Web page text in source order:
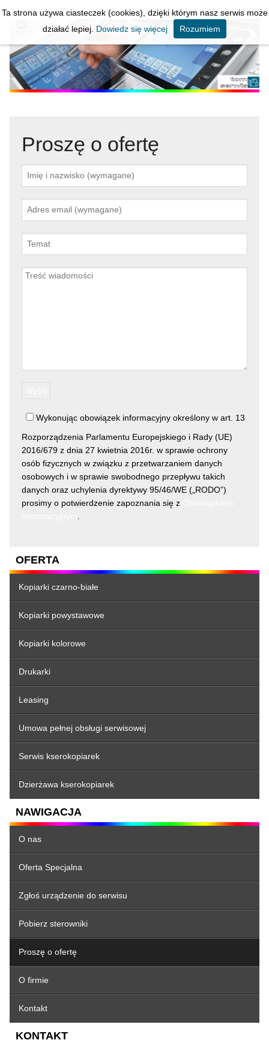
KOPIARKI * DRUKARKI * SERWIS
Proszę o ofertę
Wykonując obowiązek informacyjny określony w art. 13
Rozporządzenia Parlamentu Europejskiego i Rady (UE)
2016/679 z dnia 27 kwietnia 2016r. w sprawie ochrony
osób fizycznych w związku z przetwarzaniem danych
osobowych i w sprawie swobodnego przepływu takich
danych oraz uchylenia dyrektywy 95/46/WE („RODO”)
prosimy o potwierdzenie zapoznania się z
OFERTA
Kopiarki czarno-białe
Kopiarki powystawowe
Kopiarki kolorowe
Drukarki
Leasing
Umowa pełnej obsługi serwisowej
Serwis kserokopiarek
Dzierżawa kserokopiarek
NAWIGACJA
O nas
Oferta Specjalna
Zgłoś urządzenie do serwisu
Pobierz sterowniki
Proszę o ofertę
O firmie
Kontakt
KONTAKT
Ta strona używa ciasteczek (cookies), dzięki którym nasz serwis może
działać lepiej. Dowiedz się więcej Rozumiem